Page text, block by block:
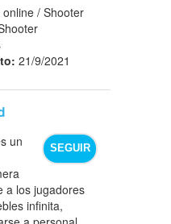
/ Shooter
21/9/2021
SEGUIR
un
a los jugadores
infinita,